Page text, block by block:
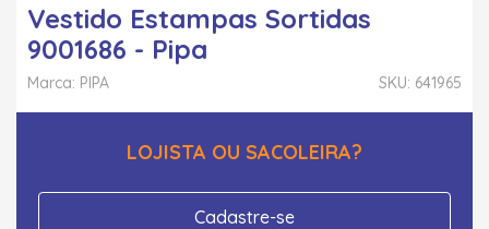
Vestido Estampas Sortidas
9001686 - Pipa
SKU: 641965
Marca: PIPA
LOJISTA OU SACOLEIRA?
Cadastre-se